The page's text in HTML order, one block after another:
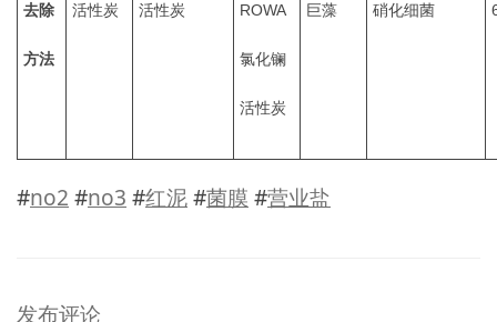
去除
方法
活性炭 活性炭 ROWA
氯化镧
活性炭
巨藻 硝化细菌
#no2 #no3 #红泥#菌膜 #营业盐
发布评论